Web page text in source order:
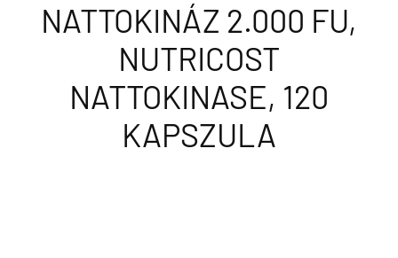
NATTOKINÁZ 2.000 FU,
NUTRICOST
NATTOKINASE, 120
KAPSZULA